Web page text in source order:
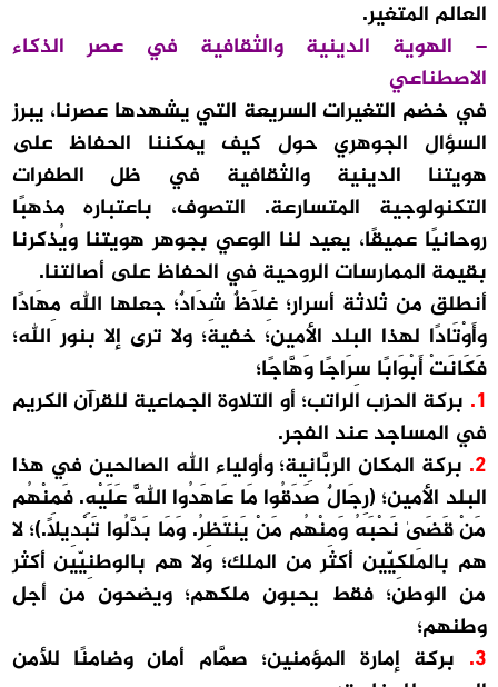
العالم المتغير.
– الهوية الدينية والثقافية في عصر الذكاء
الاصطناعي
في خضم التغيرات السريعة التي يشهدها عصرنا، يبرز
السؤال الجوهري حول كيف يمكننا الحفاظ على
هويتنا الدينية والثقافية في ظل الطفرات
التكنولوجية المتسارعة. التصوف، باعتباره مذهبًا
روحانيًا عميقًا، يعيد لنا الوعي بجوهر هويتنا ويُذكرنا
بقيمة الممارسات الروحية في الحفاظ على أصالتنا.
أنطلق من ثلاثة أسرار؛ غِلَاظٌ شِدَادٌ؛ جعلها الله مِهَادًا
وأَوْتَادًا لهذا البلد الأمين؛ خفية؛ ولا ترى إلا بنور الله؛
فَكَانَتْ أَبْوَابًا سِرَاجًا وَهَّاجًا؛
1. بركة الحزب الراتب؛ أو التلاوة الجماعية للقرآن الكريم
في المساجد عند الفجر.
2. بركة المكان الربَّانِية؛ وأولياء الله الصالحين في هذا
البلد الأمين؛ (رِجَالٌ صَدَقُوا مَا عَاهَدُوا اللَّهَ عَلَيْهِ. فَمِنْهُم
مَنْ قَضَىٰ نَحْبَهُ وَمِنْهُم مَنْ يَنتَظِرُ. وَمَا بَدَّلُوا تَبْدِيلًا.)؛ لا
هم بالمَلكِيّين أكثر من الملك؛ ولا هم بالوطنِيّين أكثر
من الوطن؛ فقط يحبون ملكهم؛ ويضحون من أجل
وطنهم؛
3.
بركة إمارة المؤمنين؛ صمَّام أمان وضامنًا للأمن